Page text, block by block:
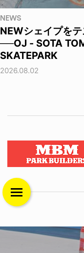
NEWS
NEWシェイプを
──OJ - SOTA
SKATEPARK
2026.08.02